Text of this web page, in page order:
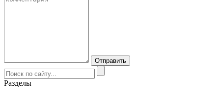
Разделы